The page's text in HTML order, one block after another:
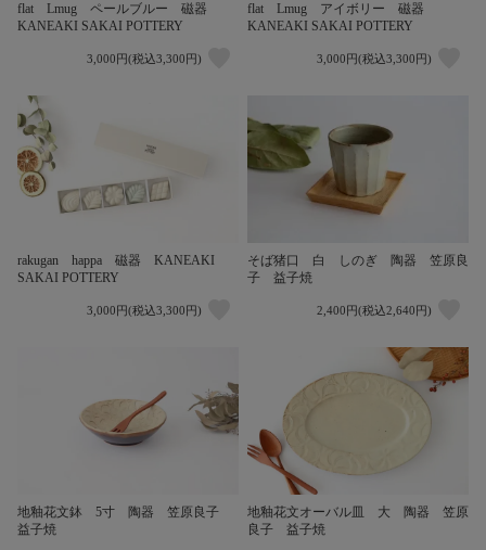
flat Lmug ペールブルー 磁器
KANEAKI SAKAI POTTERY
3,000円(税込3,300円)
flat Lmug アイボリー 磁器
KANEAKI SAKAI POTTERY
3,000円(税込3,300円)
rakugan happa 磁器 KANEAKI
SAKAI POTTERY
3,000円(税込3,300円)
そば猪口 白 しのぎ 陶器 笠原良
子 益子焼
2,400円(税込2,640円)
地釉花文鉢 5寸 陶器 笠原良子
益子焼
地釉花文オーバル皿 大 陶器 笠原
良子 益子焼